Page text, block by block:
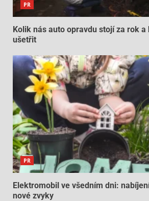
PR
Kolik nás auto opravdu stojí za rok a
ušetřit
PR
Elektromobil ve všedním dni:
nové zvyky